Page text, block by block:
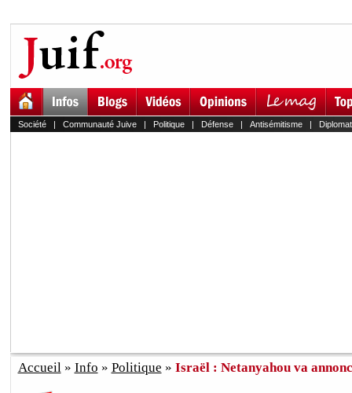
Société| Communauté Juive| Politique| Défense| Antisémitisme|
Accueil» Info » Politique » Israël : Netanyahou va